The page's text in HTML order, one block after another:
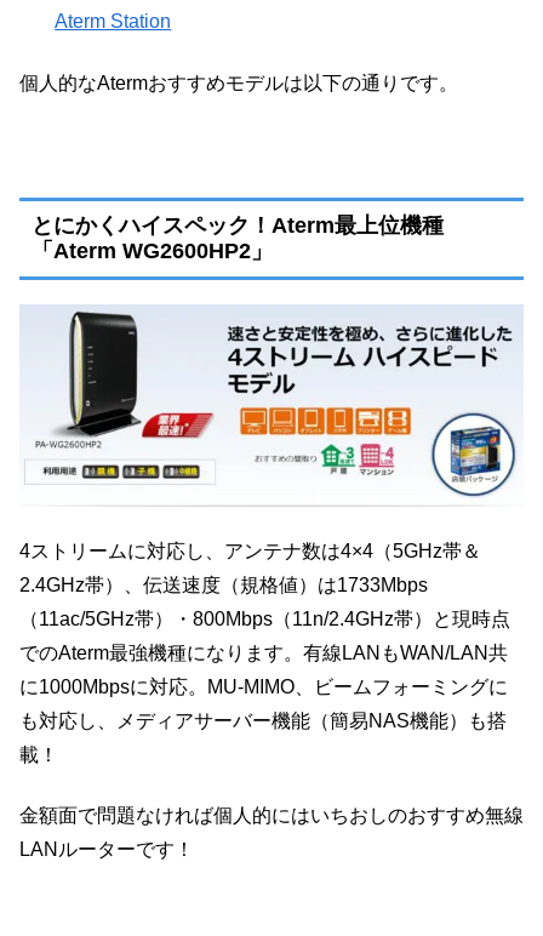
Aterm Station
個人的なAtermおすすめモデルは以下の通りです。
とにかくハイスペック！Aterm最上位機種
「Aterm WG2600HP2」
4ストリームに対応し、アンテナ数は4×4（5GHz帯＆
2.4GHz帯）、伝送速度（規格値）は1733Mbps
（11ac/5GHz帯）・800Mbps（11n/2.4GHz帯）と現時点
でのAterm最強機種になります。有線LANもWAN/LAN共
に1000Mbpsに対応。MU-MIMO、ビームフォーミングに
も対応し、メディアサーバー機能（簡易NAS機能）も搭
載！
金額面で問題なければ個人的にはいちおしのおすすめ無線
LANルーターです！